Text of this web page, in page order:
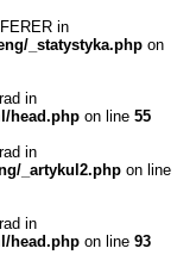
in
_statystyka.php on
in
head.phpon line 55
in
_artykul2.php on line
in
head.phpon line 93